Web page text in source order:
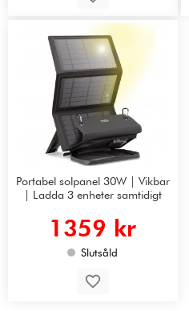
Portabel solpanel 30W | Vikbar
| Ladda 3 enheter samtidigt
1359 kr
Slutsåld